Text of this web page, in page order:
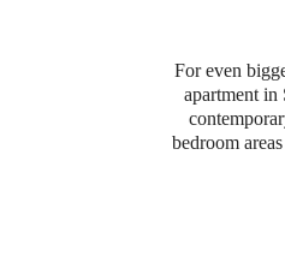
For even
apartment
bedroom